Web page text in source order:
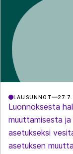
LAUSUNNOT
Luonnoksesta
muuttamisesta
asetukseksi
asetuksen